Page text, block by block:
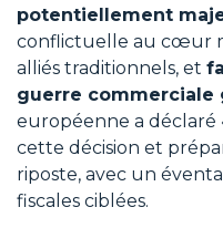
potentiellement
conflictuelle au cœur
alliés traditionnels, et
guerre commerciale
européenne a
cette décision et
riposte, avec un
fiscales ciblées.